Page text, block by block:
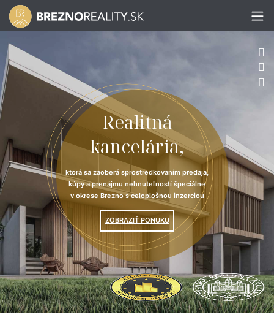
Realitná
kancelária,
ktorá sa zaoberá sprostredkovaním predaja,
kúpy a prenájmu nehnuteľností špeciálne
v okrese Brezno s celoplošnou inzerciou
ZOBRAZIŤ PONUKU